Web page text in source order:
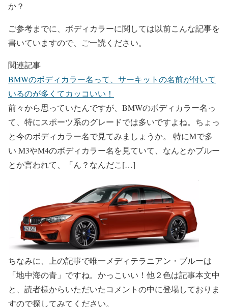
か？
ご参考までに、ボディカラーに関しては以前こんな記事を
書いていますので、ご一読ください。
関連記事
BMWのボディカラー名って、サーキットの名前が付いて
いるのが多くてカッコいい！
前々から思っていたんですが、BMWのボディカラー名っ
て、特にスポーツ系のグレードでは多いですよね。ちょっ
と今のボディカラー名で見てみましょうか。 特にMで多
い M3やM4のボディカラー名を見ていて、なんとかブルー
とか言われて、「ん？なんだこ[…]
ちなみに、上の記事で唯一メディテラニアン・ブルーは
「地中海の青」ですね。かっこいい！他２色は記事本文中
と、読者様からいただいたコメントの中に登場しておりま
すので探してみてください。